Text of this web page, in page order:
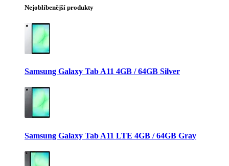
Nejoblíbenější produkty
Samsung Galaxy Tab A11 4GB / 64GB Silver
Samsung Galaxy Tab A11 LTE 4GB / 64GB Gray